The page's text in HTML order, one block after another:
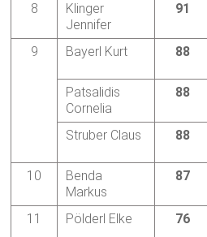
8
Klinger
Jennifer
91
9 Bayerl Kurt 88
Patsalidis
Cornelia
88
Struber Claus 88
10
Benda
Markus
87
11 Pölderl Elke 76